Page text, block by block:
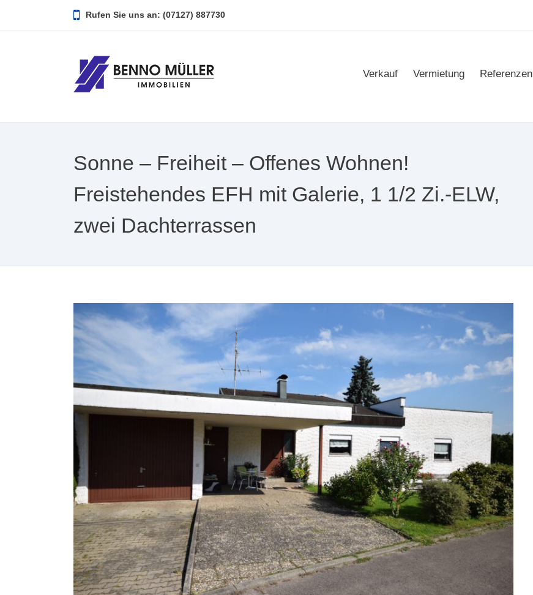
Rufen Sie uns an: (07127) 887730
Verkauf Vermietung Referenzen
Sonne – Freiheit – Offenes Wohnen!
Freistehendes EFH mit Galerie, 1 1/2 Zi.-ELW,
zwei Dachterrassen